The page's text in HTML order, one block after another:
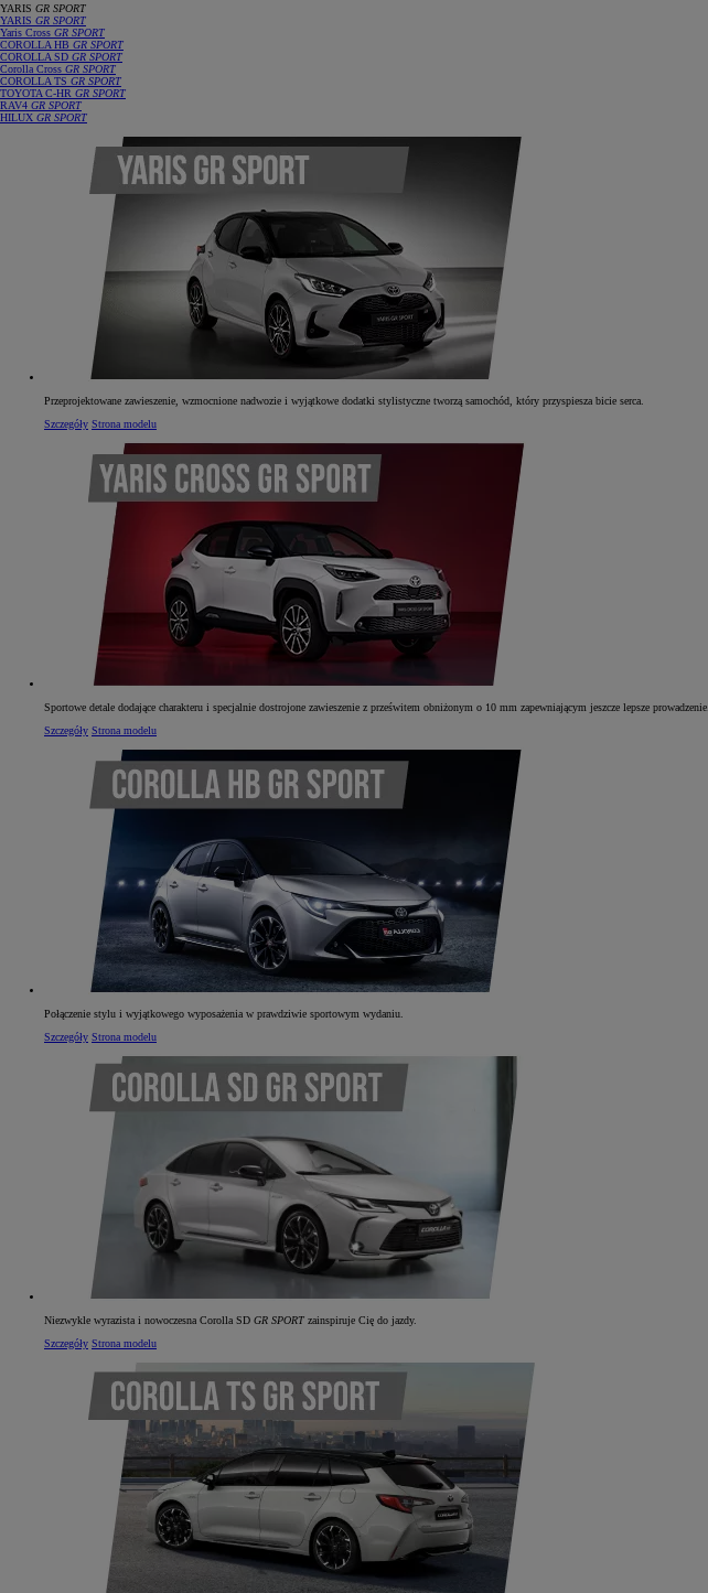
105 300 zł
Corolla Hatchback
YARIS GR SPORT
YARIS GR SPORT
Yaris Cross GR SPORT
COROLLA HB GR SPORT
COROLLA SD GR SPORT
Corolla Cross GR SPORT
COROLLA TS GR SPORT
TOYOTA C‑HR GR SPORT
RAV4 GR SPORT
HILUX GR SPORT
Przeprojektowane zawieszenie, wzmocnione nadwozie i wyjątkowe dodatki stylistyczne tworzą samochód, który przyspiesza bicie serca.
Szczegóły Strona modelu
Sportowe detale dodające charakteru i specjalnie dostrojone zawieszenie z prześwitem obniżonym o 10 mm zapewniającym jeszcze lepsze prowadzenie.
Szczegóły Strona modelu
Połączenie stylu i wyjątkowego wyposażenia w prawdziwie sportowym wydaniu.
Szczegóły Strona modelu
Niezwykle wyrazista i nowoczesna Corolla SD GR SPORT zainspiruje Cię do jazdy.
Szczegóły Strona modelu